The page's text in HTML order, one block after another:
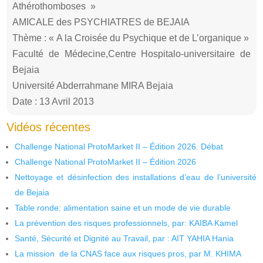
Athérothomboses »
AMICALE des PSYCHIATRES de BEJAIA
Thème : « A la Croisée du Psychique et de L’organique »
Faculté de Médecine,Centre Hospitalo-universitaire de
Bejaia
Université Abderrahmane MIRA Bejaia
Date : 13 Avril 2013
Vidéos récentes
Challenge National ProtoMarket II – Édition 2026. Débat
Challenge National ProtoMarket II – Édition 2026
Nettoyage et désinfection des installations d’eau de l’université
de Bejaia
Table ronde: alimentation saine et un mode de vie durable
La prévention des risques professionnels, par: KAIBA Kamel
Santé, Sécurité et Dignité au Travail, par : AIT YAHIA Hania
La mission de la CNAS face aux risques pros, par M. KHIMA